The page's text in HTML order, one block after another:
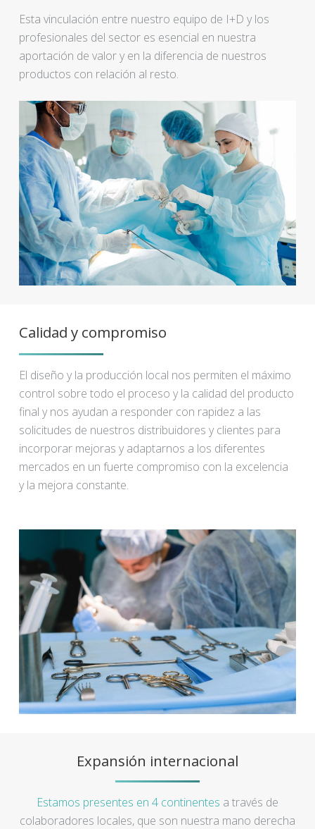
Esta vinculación entre nuestro equipo de I+D y los
profesionales del sector es esencial en nuestra
aportación de valor y en la diferencia de nuestros
productos con relación al resto.
Calidad y compromiso
El diseño y la producción local nos permiten el máximo
control sobre todo el proceso y la calidad del producto
final y nos ayudan a responder con rapidez a las
solicitudes de nuestros distribuidores y clientes para
incorporar mejoras y adaptarnos a los diferentes
mercados en un fuerte compromiso con la excelencia
y la mejora constante.
Expansión internacional
Estamos presentes en 4 continentes a través de
colaboradores locales, que son nuestra mano derecha